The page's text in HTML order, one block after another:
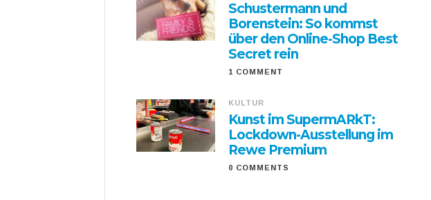
Schustermann und
Borenstein: So kommst
über den Online-Shop Best
Secret rein
1 COMMENT
KULTUR
Kunst im SupermARkT:
Lockdown-Ausstellung im
Rewe Premium
0 COMMENTS